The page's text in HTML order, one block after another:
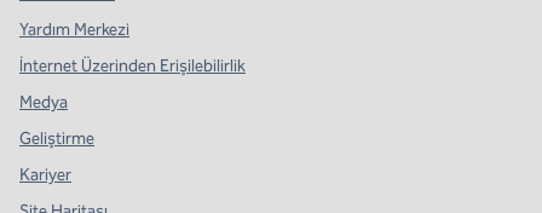
Yardım Merkezi
İnternet Üzerinden Erişilebilirlik
Medya
Geliştirme
Kariyer